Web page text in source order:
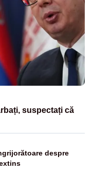
suspectați că
despre